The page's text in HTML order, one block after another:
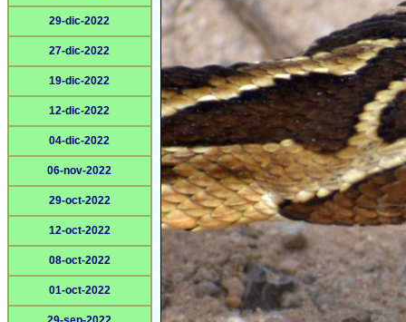
29-dic-2022
27-dic-2022
19-dic-2022
12-dic-2022
04-dic-2022
06-nov-2022
29-oct-2022
12-oct-2022
08-oct-2022
01-oct-2022